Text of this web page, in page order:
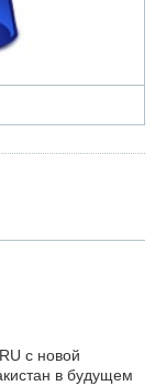
с новой
в будущем